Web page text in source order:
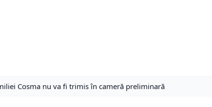
Cosma nu va fi trimis în cameră preliminară